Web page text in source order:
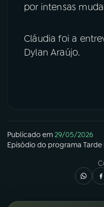
por intensas
Cláudia foi a
Dylan Araújo.
Publicado em29/05/2026
Episódio do programa Tarde